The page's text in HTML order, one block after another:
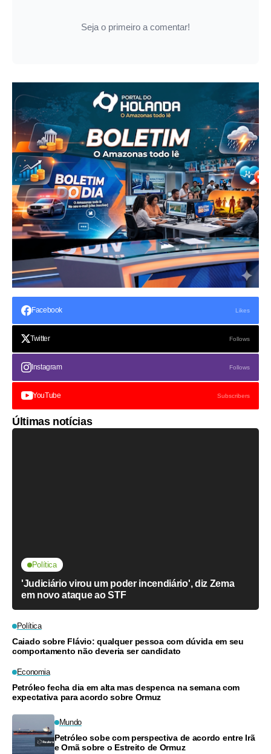
Seja o primeiro a comentar!
Facebook Likes
Twitter Follows
Instagram Follows
YouTube Subscribers
Últimas notícias
Política
'Judiciário virou um poder incendiário', diz Zema
em novo ataque ao STF
Política
Caiado sobre Flávio: qualquer pessoa com dúvida em seu
comportamento não deveria ser candidato
Economia
Petróleo fecha dia em alta mas despenca na semana com
expectativa para acordo sobre Ormuz
Mundo
Petróleo sobe com perspectiva de acordo entre Irã
e Omã sobre o Estreito de Ormuz